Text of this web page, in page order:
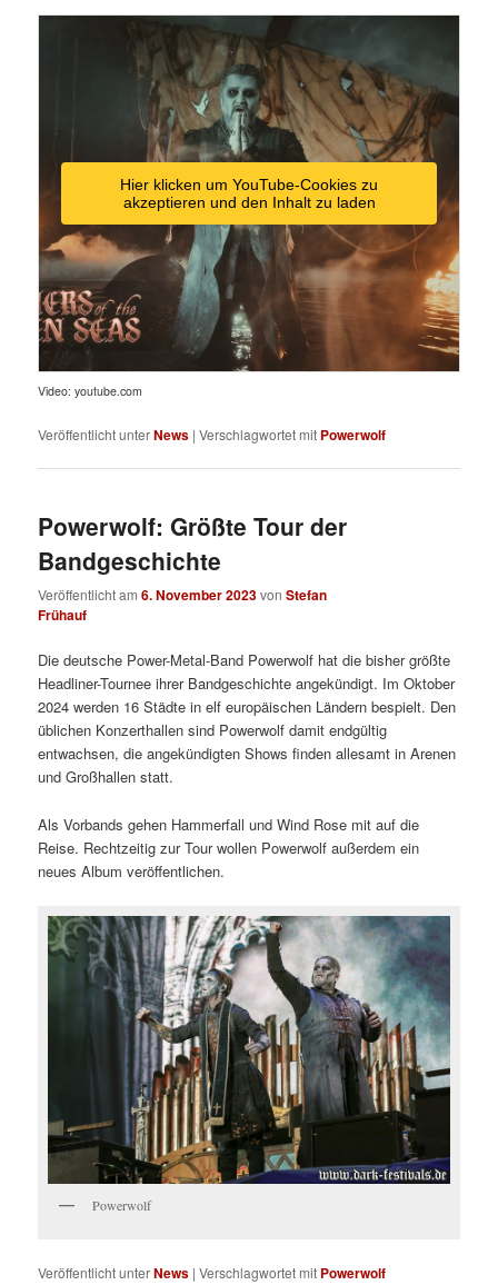
Hier klicken um YouTube-Cookies zu
akzeptieren und den Inhalt zu laden
Video: youtube.com
Veröffentlicht unterNews |Verschlagwortet mit Powerwolf
Powerwolf: Größte Tour der
Bandgeschichte
Veröffentlicht am6. November 2023vonStefan
Frühauf
Die deutsche Power-Metal-Band Powerwolf hat die bisher größte
Headliner-Tournee ihrer Bandgeschichte angekündigt. Im Oktober
2024 werden 16 Städte in elf europäischen Ländern bespielt. Den
üblichen Konzerthallen sind Powerwolf damit endgültig
entwachsen, die angekündigten Shows finden allesamt in Arenen
und Großhallen statt.
Als Vorbands gehen Hammerfall und Wind Rose mit auf die
Reise. Rechtzeitig zur Tour wollen Powerwolf außerdem ein
neues Album veröffentlichen.
Powerwolf
Veröffentlicht unterNews |Verschlagwortet mit Powerwolf